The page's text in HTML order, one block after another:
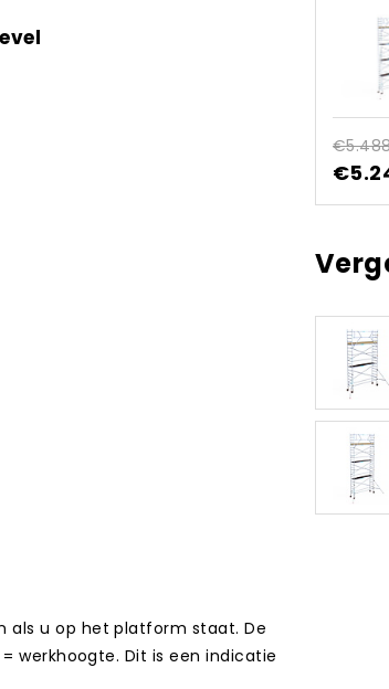
als u op het platform staat. De
werkhoogte. Dit is een indicatie